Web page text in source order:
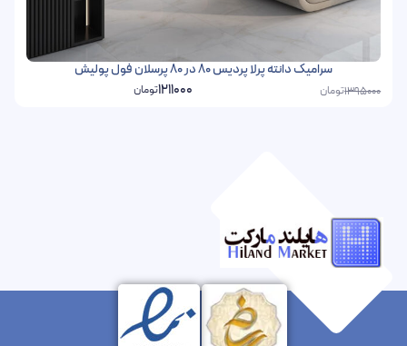
سرامیک دانته پرلا پردیس 80 در 80 پرسلان فول پولیش
1395000تومان 1211000تومان